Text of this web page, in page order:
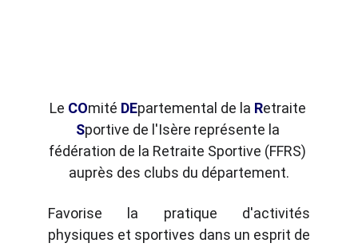
Le COmité DEpartemental de la Retraite
Sportive de l'Isère représente la
fédération de la Retraite Sportive (FFRS)
auprès des clubs du département.
Favorise la pratique d'activités
physiques et sportives dans un esprit de